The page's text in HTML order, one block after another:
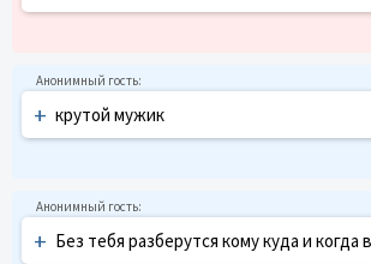
+ крутой мужик
+ Без тебя разберутся кому куда и когда